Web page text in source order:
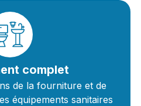
complet
de la fourniture et de
équipements sanitaires